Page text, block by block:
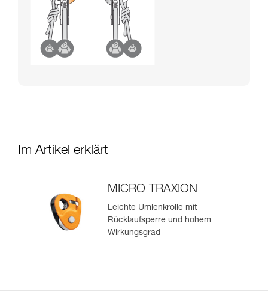
Im Artikel erklärt
MICRO TRAXION
Leichte Umlenkrolle mit
Rücklaufsperre und hohem
Wirkungsgrad